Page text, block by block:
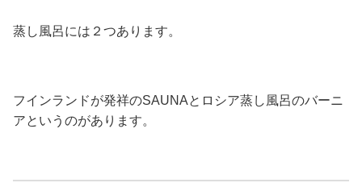
蒸し風呂には２つあります。
フインランドが発祥のSAUNAとロシア蒸し風呂のバーニ
アというのがあります。